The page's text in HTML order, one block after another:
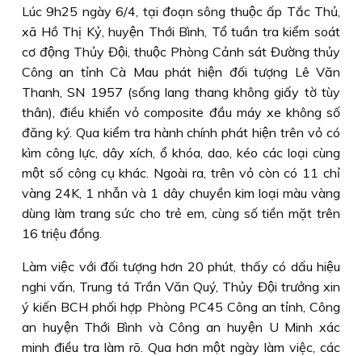
Lúc 9h25 ngày 6/4, tại đoạn sông thuộc ấp Tắc Thủ,
xã Hồ Thị Kỷ, huyện Thới Bình, Tổ tuần tra kiểm soát
cơ động Thủy Đội, thuộc Phòng Cảnh sát Đường thủy
Công an tỉnh Cà Mau phát hiện đối tượng Lê Văn
Thanh, SN 1957 (sống lang thang không giấy tờ tùy
thân), điều khiển vỏ composite đầu máy xe không số
đăng ký. Qua kiểm tra hành chính phát hiện trên vỏ có
kìm công lực, dây xích, ổ khóa, dao, kéo các loại cùng
một số công cụ khác. Ngoài ra, trên vỏ còn có 11 chỉ
vàng 24K, 1 nhẫn và 1 dây chuyền kim loại màu vàng
dùng làm trang sức cho trẻ em, cùng số tiền mặt trên
16 triệu đồng.
Làm việc với đối tượng hơn 20 phút, thấy có dấu hiệu
nghi vấn, Trung tá Trần Văn Quý, Thủy Đội trưởng xin
ý kiến BCH phối hợp Phòng PC45 Công an tỉnh, Công
an huyện Thới Bình và Công an huyện U Minh xác
minh điều tra làm rõ. Qua hơn một ngày làm việc, các